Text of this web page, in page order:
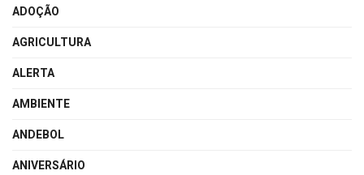
ADOÇÃO
AGRICULTURA
ALERTA
AMBIENTE
ANDEBOL
ANIVERSÁRIO